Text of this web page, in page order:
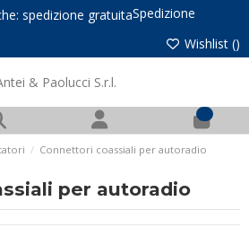
Spedizione
Wishlist ()
Connettori coassiali per autoradio
per autoradio